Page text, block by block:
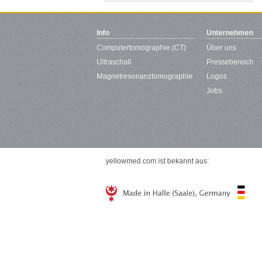
Info
Computertomographie (CT)
Ultraschall
Magnetresonanztomographie
Unternehmen
Über uns
Pressebereich
Logos
Jobs
yellowmed.com ist bekannt aus: